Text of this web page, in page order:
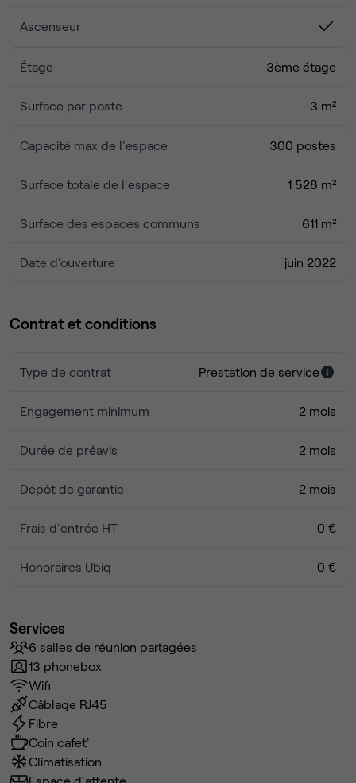
Ascenseur
Étage 3ème étage
Surface par poste 3 m²
Capacité max de l'espace 300 postes
Surface totale de l'espace 1 528 m²
Surface des espaces communs 611 m²
Date d'ouverture juin 2022
Contrat et conditions
Type de contrat Prestation de service
Engagement minimum 2 mois
Durée de préavis 2 mois
Dépôt de garantie 2 mois
Frais d'entrée HT 0 €
Honoraires Ubiq 0 €
Services
6 salles de réunion partagées
13 phonebox
Wifi
Câblage RJ45
Fibre
Coin cafet'
Climatisation